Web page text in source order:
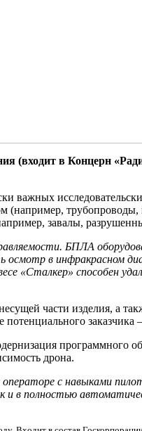
в Концерн
важных
(например,
завалы,
БПЛА
в инфракрасном
«Сталкер» способен
части изделия, а
программного
дрона.
операторе с навыками
в полностью